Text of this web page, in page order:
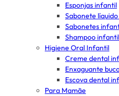
Esponjas infantil
Sabonete
Sabonetes
Shampoo infantil
Higiene Oral Infantil
Creme dental
Enxaguante
Escova dental
Para Mamãe